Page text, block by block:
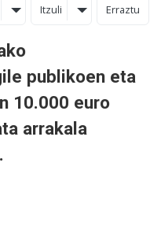
Itzuli Erraztu
publikoen eta
10.000 euro
arrakala